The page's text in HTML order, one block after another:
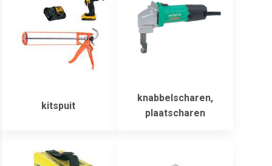
kitspuit
knabbelscharen,
plaatscharen